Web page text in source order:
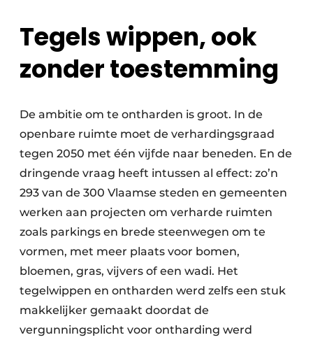
Tegels wippen, ook
zonder toestemming
De ambitie om te ontharden is groot. In de
openbare ruimte moet de verhardingsgraad
tegen 2050 met één vijfde naar beneden. En de
dringende vraag heeft intussen al effect: zo’n
293 van de 300 Vlaamse steden en gemeenten
werken aan projecten om verharde ruimten
zoals parkings en brede steenwegen om te
vormen, met meer plaats voor bomen,
bloemen, gras, vijvers of een wadi. Het
tegelwippen en ontharden werd zelfs een stuk
makkelijker gemaakt doordat de
vergunningsplicht voor ontharding werd